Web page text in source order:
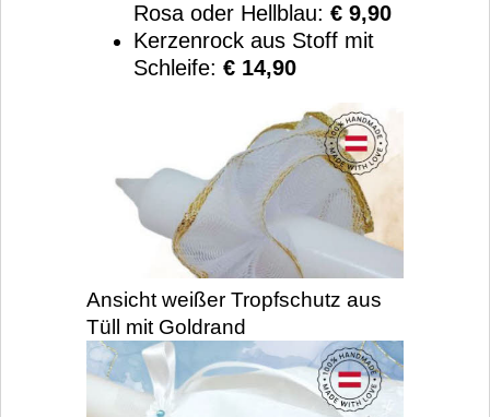
Rosa oder Hellblau:€ 9,90
Kerzenrock aus Stoff mit
Schleife:€ 14,90
Ansicht weißer Tropfschutz aus
Tüll mit Goldrand